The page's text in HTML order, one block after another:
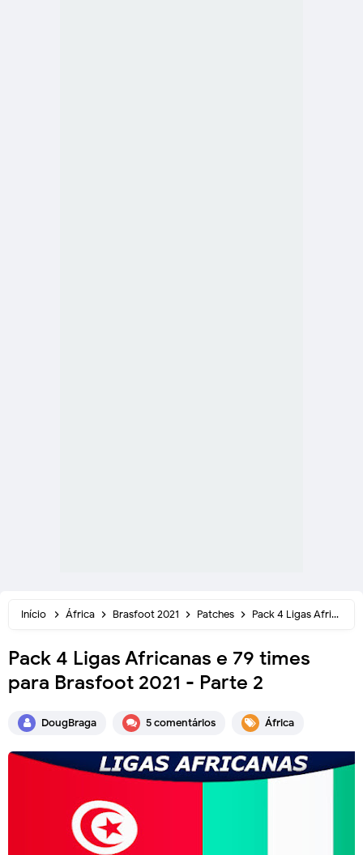
Início África Brasfoot 2021 Patches Pack 4 Ligas Africanas e 79 times para Brasfoot 2021 - Parte 2
Pack 4 Ligas Africanas e 79 times
para Brasfoot 2021 - Parte 2
DougBraga 5 comentários África